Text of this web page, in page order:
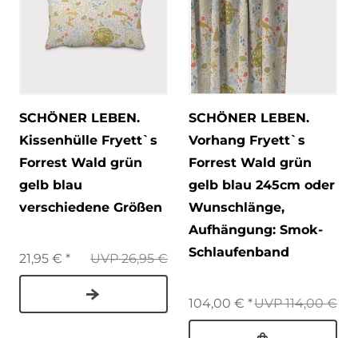
SCHÖNER LEBEN.
Kissenhülle Fryett`s
Forrest Wald grün
gelb blau
verschiedene Größen
UVP 26,95 €
21,95 € *
SCHÖNER LEBEN.
Vorhang Fryett`s
Forrest Wald grün
gelb blau 245cm oder
Wunschlänge,
Aufhängung: Smok-
Schlaufenband
UVP 114,00 €
104,00 € *